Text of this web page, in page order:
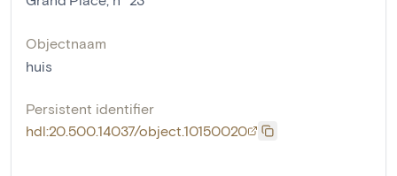
Objectnaam
huis
Persistent identifier
hdl:20.500.14037/object.10150020